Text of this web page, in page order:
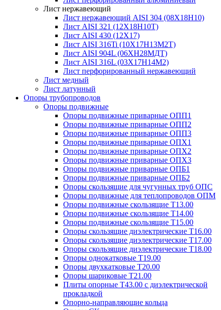
Лист нержавеющий
Лист нержавеющий AISI 304 (08Х18Н10)
Лист AISI 321 (12Х18Н10Т)
Лист AISI 430 (12Х17)
Лист AISI 316Ti (10Х17Н13М2Т)
Лист AISI 904L (06ХН28МДТ)
Лист AISI 316L (03Х17Н14М2)
Лист перфорированный нержавеющий
Лист медный
Лист латунный
Опоры трубопроводов
Опоры подвижные
Опоры подвижные приварные ОПП1
Опоры подвижные приварные ОПП2
Опоры подвижные приварные ОПП3
Опоры подвижные приварные ОПХ1
Опоры подвижные приварные ОПХ2
Опоры подвижные приварные ОПХ3
Опоры подвижные приварные ОПБ1
Опоры подвижные приварные ОПБ2
Опоры скользящие для чугунных труб ОПС
Опоры подвижные для теплопроводов ОПМ
Опоры подвижные скользящие Т13.00
Опоры подвижные скользящие Т14.00
Опоры подвижные скользящие Т15.00
Опоры скользящие диэлектрические Т16.00
Опоры скользящие диэлектрические Т17.00
Опоры скользящие диэлектрические Т18.00
Опоры однокатковые Т19.00
Опоры двухкатковые Т20.00
Опоры шариковые Т21.00
Плиты опорные Т43.00 с диэлектрической
прокладкой
Опорно-направляющие кольца